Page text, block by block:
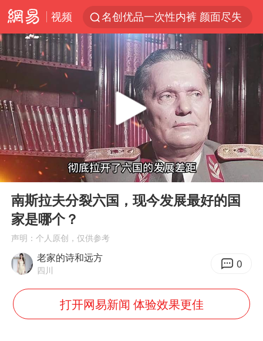
视频
名创优品一次性内裤 颜面尽失
伊斯兰版北约来了吗
香港宏福苑火灾或由烟头引起
网约车司机充电时猝死保险拒赔
中国父女泰国骑摩托车坠崖1死1伤
浙江台州《告全体市民书》
四川宜宾3.4级地震
多所高校取消艺考
泰国初中生饮弹自尽前开了26枪
22岁女生独闯南太行失联12天
万岁山接盘烂尾恒大文旅城
Play
00:00 08:34
南斯拉夫分裂六国，现今发展最好的国
家是哪个？
声明：个人原创，仅供参考
老家的诗和远方
四川 0
打开网易新闻 体验效果更佳